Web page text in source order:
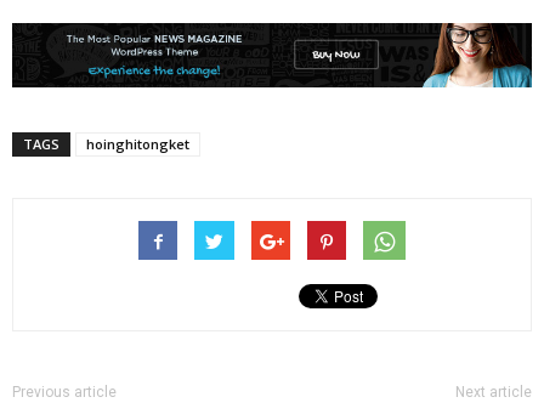
TAGS hoinghitongket
Previous article Next article